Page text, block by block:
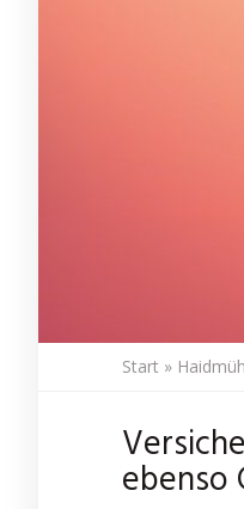
Start »
ebenso